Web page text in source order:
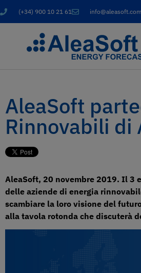
(+34) 900 10 21 61 info@aleasoft.com
AleaSoft
Rinnovabili di
AleaSoft, 20 novembre 2019. Il 3
delle aziende di energia
scambiare la loro visione del
alla tavola rotonda che discuterà